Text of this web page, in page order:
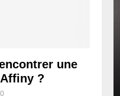
une
?
0